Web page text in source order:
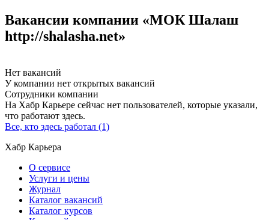
Вакансии компании «МОК Шалаш
http://shalasha.net»
Нет вакансий
У компании нет открытых вакансий
Сотрудники компании
На Хабр Карьере сейчас нет пользователей, которые указали,
что работают здесь.
Все, кто здесь работал (1)
Хабр Карьера
О сервисе
Услуги и цены
Журнал
Каталог вакансий
Каталог курсов